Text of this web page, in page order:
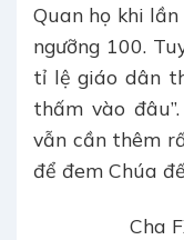
Quan họ khi
ngưỡng 100.
tỉ lệ giáo dân
thấm vào
vẫn cần thêm
để đem Chúa
Cha